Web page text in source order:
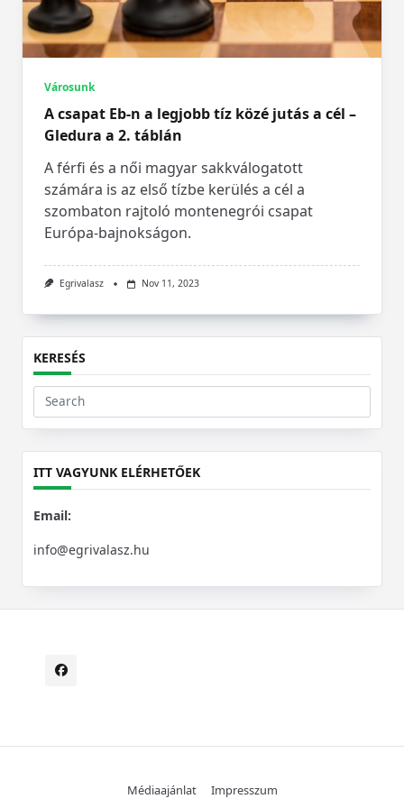
Városunk
A csapat Eb-n a legjobb tíz közé jutás a cél –
Gledura a 2. táblán
A férfi és a női magyar sakkválogatott
számára is az első tízbe kerülés a cél a
szombaton rajtoló montenegrói csapat
Európa-bajnokságon.
Egrivalasz Nov 11, 2023
KERESÉS
Search
for:
ITT VAGYUNK ELÉRHETŐEK
Email:
info@egrivalasz.hu
Médiaajánlat Impresszum